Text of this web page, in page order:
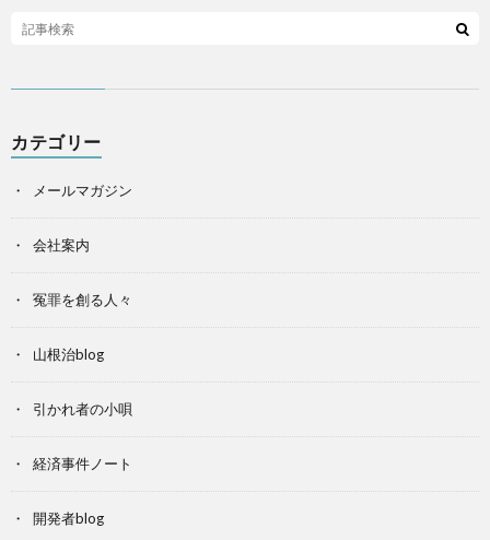
カテゴリー
メールマガジン
会社案内
冤罪を創る人々
山根治blog
引かれ者の小唄
経済事件ノート
開発者blog